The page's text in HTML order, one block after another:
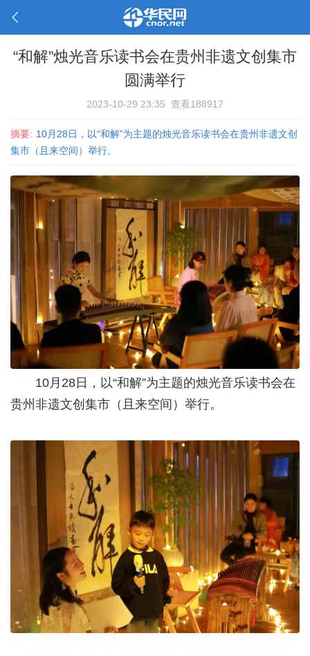
“和解”烛光音乐读书会在贵州非遗文创集市
圆满举行
2023-10-29 23:35 查看188917
摘要: 10月28日，以“和解”为主题的烛光音乐读书会在贵州非遗文创
集市（且来空间）举行。
10月28日，以“和解”为主题的烛光音乐读书会在
贵州非遗文创集市（且来空间）举行。